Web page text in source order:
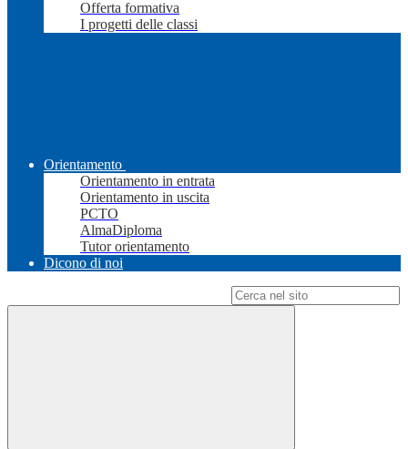
Offerta formativa
I progetti delle classi
Orientamento
Orientamento in entrata
Orientamento in uscita
PCTO
AlmaDiploma
Tutor orientamento
Dicono di noi